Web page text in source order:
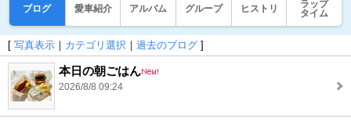
ブログ 愛車紹介 アルバム グループ ヒストリ
ラップ
タイム
[ 写真表示 ｜ カテゴリ選択 ｜ 過去のブログ ]
本日の朝ごはん
2026/8/8 09:24